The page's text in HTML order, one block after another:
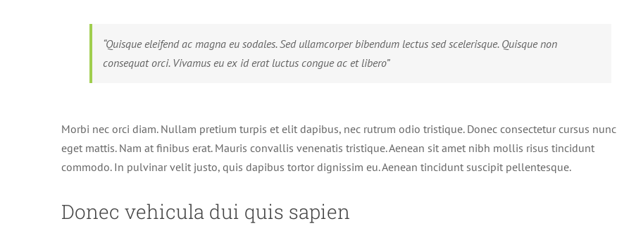
“Quisque eleifend ac magna eu sodales. Sed ullamcorper bibendum lectus sed scelerisque. Quisque non
consequat orci. Vivamus eu ex id erat luctus congue ac et libero”
Morbi nec orci diam. Nullam pretium turpis et elit dapibus, nec rutrum odio tristique. Donec consectetur cursus nunc
eget mattis. Nam at finibus erat. Mauris convallis venenatis tristique. Aenean sit amet nibh mollis risus tincidunt
commodo. In pulvinar velit justo, quis dapibus tortor dignissim eu. Aenean tincidunt suscipit pellentesque.
Donec vehicula dui quis sapien